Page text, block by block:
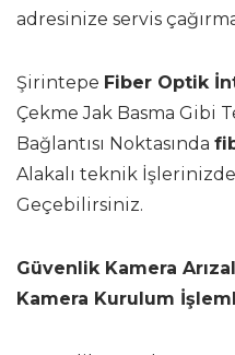
adresinize servis
Şirintepe Fiber Optik
Çekme Jak Basma Gibi
Bağlantısı Noktasında
Alakalı teknik
Geçebilirsiniz.
Güvenlik Kamera
Kamera Kurulum